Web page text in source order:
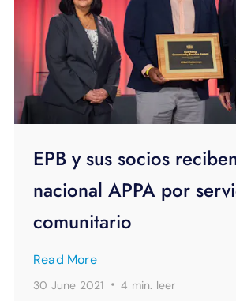
EPB y sus socios
nacional APPA por
comunitario
Read More
30 June 2021 ·4 min. leer